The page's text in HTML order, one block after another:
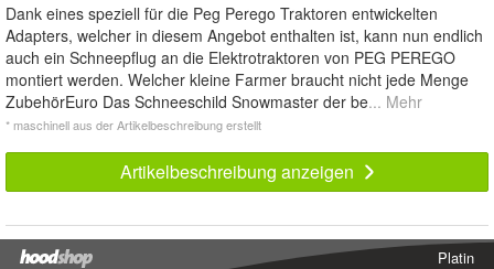
Dank eines speziell für die Peg Perego Traktoren entwickelten
Adapters, welcher in diesem Angebot enthalten ist, kann nun endlich
auch ein Schneepflug an die Elektrotraktoren von PEG PEREGO
montiert werden. Welcher kleine Farmer braucht nicht jede Menge
ZubehörEuro Das Schneeschild Snowmaster der be... Mehr
* maschinell aus der Artikelbeschreibung erstellt
Artikelbeschreibung anzeigen
Platin